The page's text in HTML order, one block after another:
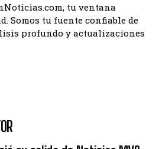
tu ventana
Somos tu fuente confiable de
profundo y actualizaciones